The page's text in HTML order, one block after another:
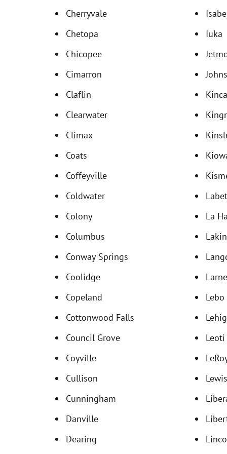
Cherryvale
Chetopa
Chicopee
Cimarron
Claflin
Clearwater
Climax
Coats
Coffeyville
Coldwater
Colony
Columbus
Conway Springs
Coolidge
Copeland
Cottonwood Falls
Council Grove
Coyville
Cullison
Cunningham
Danville
Dearing
Iuka
La
Lakin
Lebo
Leoti
Lewis